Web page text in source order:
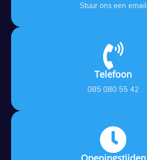
Stuur ons een email

Telefoon
085 080 55 42
